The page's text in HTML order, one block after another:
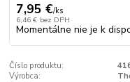
7,95 €/ks
6,46 € bez DPH
Momentálne nie je k
Číslo produktu:
Výrobca: